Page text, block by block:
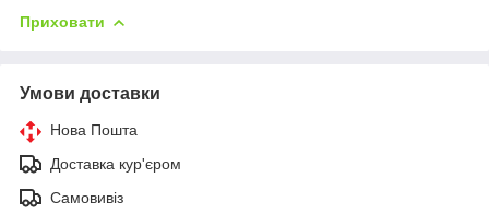
Приховати
Умови доставки
Нова Пошта
Доставка кур'єром
Самовивіз